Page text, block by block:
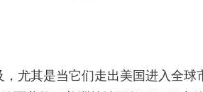
尤其是当它们走出美国进入全